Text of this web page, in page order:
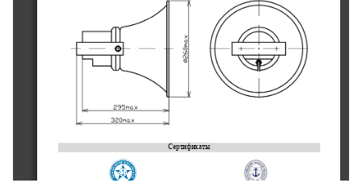
Сертификаты